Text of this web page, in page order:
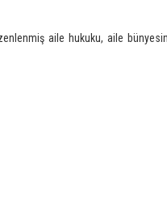
aile hukuku, aile